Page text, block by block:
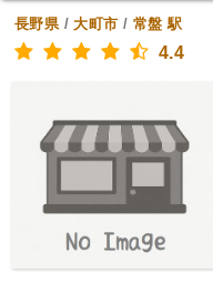
長野県/大町市 / 常盤 駅
4.4